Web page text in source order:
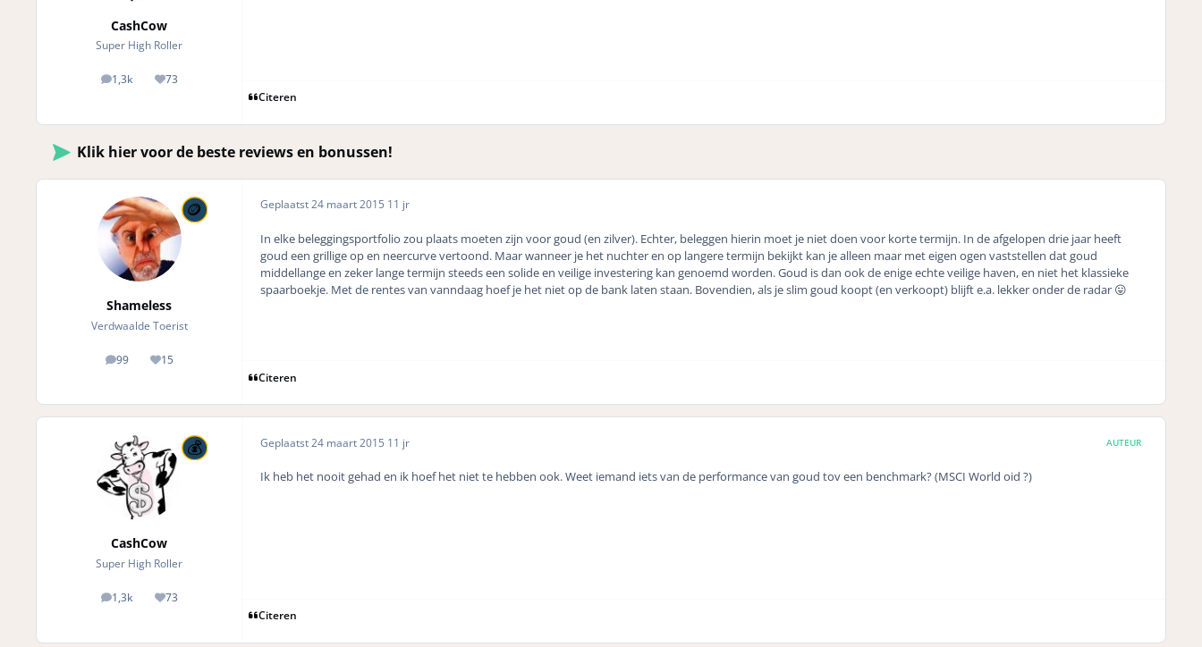
CashCow
Super High Roller
1,3k
posts 73
Reputation
Citeren
Klik hier voor de beste reviews en bonussen!
Shameless
Verdwaalde Toerist
99
posts 15
Reputation
Geplaatst24 maart 2015 11 jr
In elke beleggingsportfolio zou plaats moeten zijn voor goud (en zilver). Echter, beleggen hierin moet je niet doen voor korte termijn. In de afgelopen drie jaar heeft
goud een grillige op en neercurve vertoond. Maar wanneer je het nuchter en op langere termijn bekijkt kan je alleen maar met eigen ogen vaststellen dat goud
middellange en zeker lange termijn steeds een solide en veilige investering kan genoemd worden. Goud is dan ook de enige echte veilige haven, en niet het klassieke
spaarboekje. Met de rentes van vanndaag hoef je het niet op de bank laten staan. Bovendien, als je slim goud koopt (en verkoopt) blijft e.a. lekker onder de radar 😛
Citeren
CashCow
Super High Roller
1,3k
posts 73
Reputation
Geplaatst24 maart 2015 11 jr AUTEUR
Ik heb het nooit gehad en ik hoef het niet te hebben ook. Weet iemand iets van de performance van goud tov een benchmark? (MSCI World oid ?)
Citeren